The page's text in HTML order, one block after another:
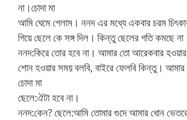
না।চোদা মা
আমি ঘেমে গেলাম। ননদ এর মধ্যে একবার চরম
গিয়ে ছেলে কে সঙ্গ দিল। কিন্তু ছেলের গতি কমছে
ননদ:কিরে তোর হবে না। আমার তো আরেকবার
শোন হওয়ার সময় বলবি, বাইরে ফেলবি কিন্তু।
চোদা মা
ছেলে:ঐটা হবে না।
ননদ:কেন? ছেলে:আমি তোমার গুদে আমার ধোন